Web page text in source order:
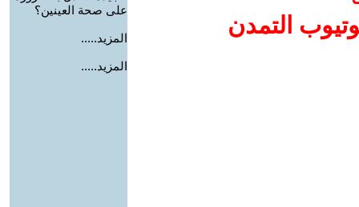
التمدن
على صحة العينين؟
المزيد.....
المزيد.....